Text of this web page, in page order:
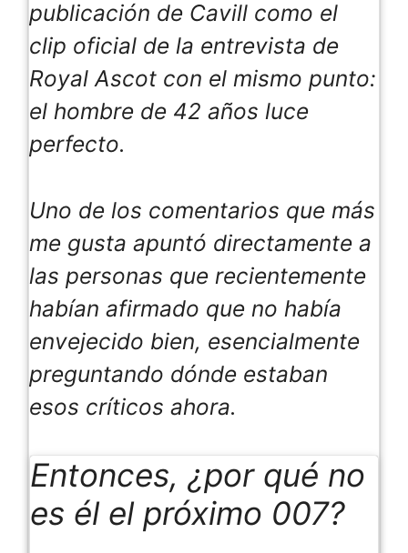
publicación de Cavill como el
clip oficial de la entrevista de
Royal Ascot con el mismo punto:
el hombre de 42 años luce
perfecto.
Uno de los comentarios que más
me gusta apuntó directamente a
las personas que recientemente
habían afirmado que no había
envejecido bien, esencialmente
preguntando dónde estaban
esos críticos ahora.
Entonces, ¿por qué no
es él el próximo 007?